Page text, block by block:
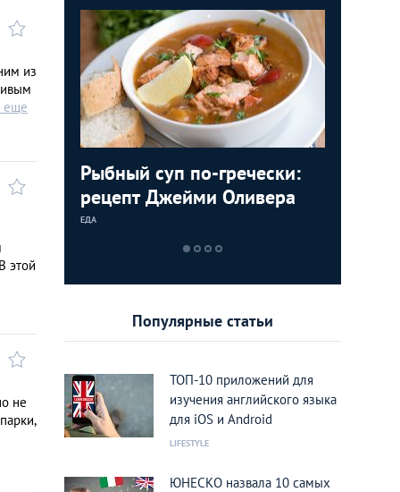
из
еще
этой
не
Рыбный суп по-гречески:
рецепт Джейми Оливера
ЕДА
и
Популярные статьи
ТОП-10 приложений для
изучения английского языка
для iOS и Android
LIFESTYLE
ЮНЕСКО назвала 10 самых